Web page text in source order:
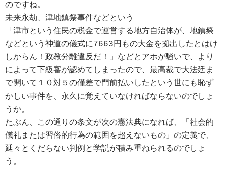
のですね。
未来永劫、津地鎮祭事件などという
「津市という住民の税金で運営する地方自治体が、地鎮祭
などという神道の儀式に7663円もの大金を拠出したとはけ
しからん！政教分離違反だ！」などとアホが騒いで、より
によって下級審が認めてしまったので、最高裁で大法廷ま
で開いて１０対５の僅差で門前払いしたという世にも恥ず
かしい事件を、永久に覚えていなければならないのでしょ
うか。
たぶん、この通りの条文が次の憲法典になれば、「社会的
儀礼または習俗的行為の範囲を超えないもの」の定義で、
延々とくだらない判例と学説が積み重ねられるのでしょ
う。